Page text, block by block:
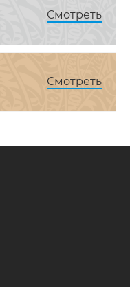
Смотреть
Смотреть